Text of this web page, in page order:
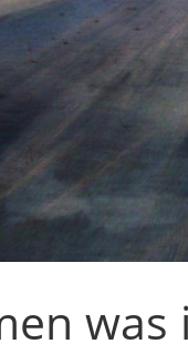
was